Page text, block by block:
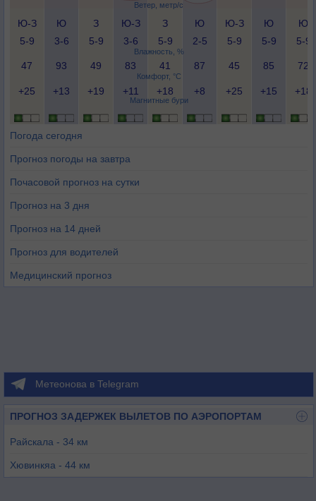
Ветер, метр/с
Влажность, %
Комфорт, °C
Магнитные бури
Ю-З
5-9
Ю
3-6
З
5-9
Ю-З
3-6
З
5-9
Ю
2-5
Ю-З
5-9
Ю
5-9
Ю
5-9
47 93 49 83 41 87 45 85 72
+25 +13 +19 +11 +18 +8 +25 +15 +18
Погода сегодня
Прогноз погоды на завтра
Почасовой прогноз на сутки
Прогноз на 3 дня
Прогноз на 14 дней
Прогноз для водителей
Медицинский прогноз
Метеонова в Telegram
ПРОГНОЗ ЗАДЕРЖЕК ВЫЛЕТОВ ПО АЭРОПОРТАМ
Райскала - 34 км
Хювинкяа - 44 км